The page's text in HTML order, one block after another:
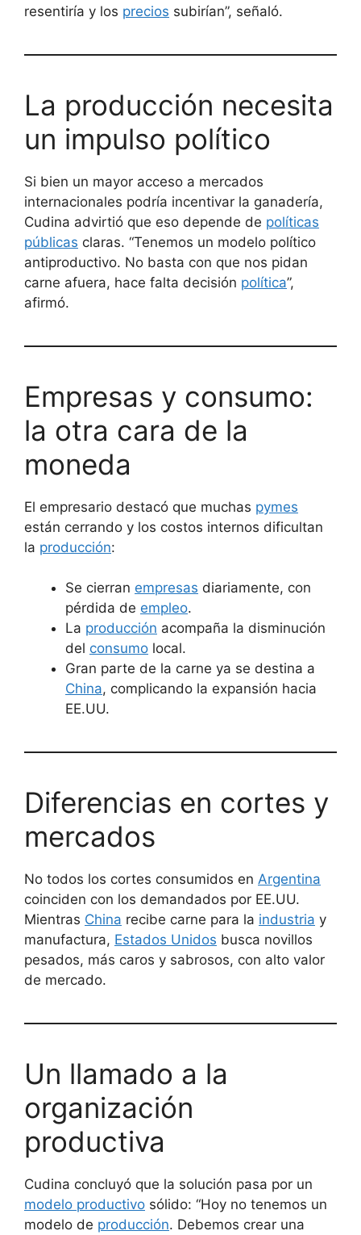
resentiría y los precios subirían”, señaló.
La producción necesita
un impulso político
Si bien un mayor acceso a mercados
internacionales podría incentivar la ganadería,
Cudina advirtió que eso depende de políticas
públicas claras. “Tenemos un modelo político
antiproductivo. No basta con que nos pidan
carne afuera, hace falta decisión política”,
afirmó.
Empresas y consumo:
la otra cara de la
moneda
El empresario destacó que muchas pymes
están cerrando y los costos internos dificultan
la producción:
Se cierran empresas diariamente, con
pérdida de empleo.
La producción acompaña la disminución
del consumo local.
Gran parte de la carne ya se destina a
China, complicando la expansión hacia
EE.UU.
Diferencias en cortes y
mercados
No todos los cortes consumidos en Argentina
coinciden con los demandados por EE.UU.
Mientras China recibe carne para la industria y
manufactura, Estados Unidos busca novillos
pesados, más caros y sabrosos, con alto valor
de mercado.
Un llamado a la
organización
productiva
Cudina concluyó que la solución pasa por un
modelo productivo sólido: “Hoy no tenemos un
modelo de producción. Debemos crear una